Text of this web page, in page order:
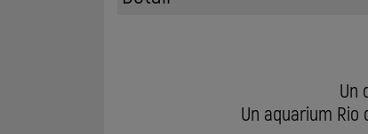
Un
Un aquarium Rio